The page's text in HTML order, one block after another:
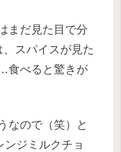
まだ見た目で分
スパイスが見た
食べると驚きが
なので（笑）と
ンジミルクチョ